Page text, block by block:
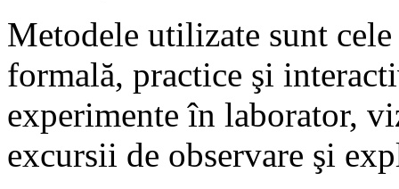
Metodele utilizate sunt
formală, practice şi
experimente în laborator,
excursii de observare şi